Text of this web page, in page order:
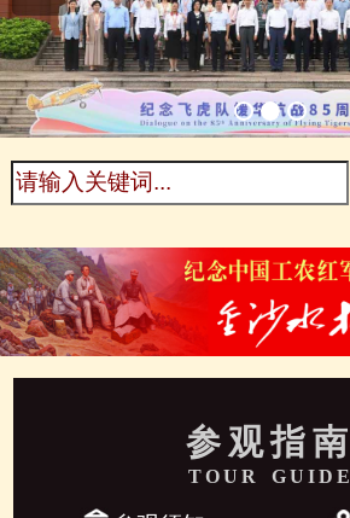
参观指南
TOUR GUIDE